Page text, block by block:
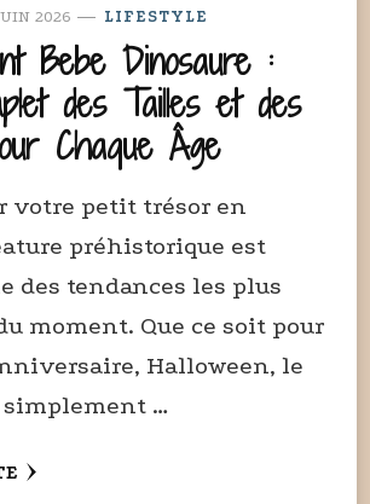
2026 LIFESTYLE
Bebe Dinosaure :
des Tailles et des
Chaque Âge
votre petit trésor en
préhistorique est
des tendances les plus
moment. Que ce soit pour
Halloween, le
simplement …